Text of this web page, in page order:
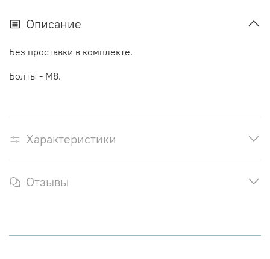
Описание
Без проставки в комплекте.
Болты - М8.
Характеристики
Отзывы